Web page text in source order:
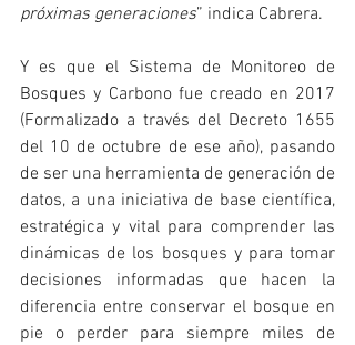
próximas generaciones” indica Cabrera.
Y es que el Sistema de Monitoreo de
Bosques y Carbono fue creado en 2017
(Formalizado a través del Decreto 1655
del 10 de octubre de ese año), pasando
de ser una herramienta de generación de
datos, a una iniciativa de base científica,
estratégica y vital para comprender las
dinámicas de los bosques y para tomar
decisiones informadas que hacen la
diferencia entre conservar el bosque en
pie o perder para siempre miles de